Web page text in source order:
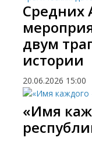
Средних
двум
истории
20.06.2026 15:00
«Имя